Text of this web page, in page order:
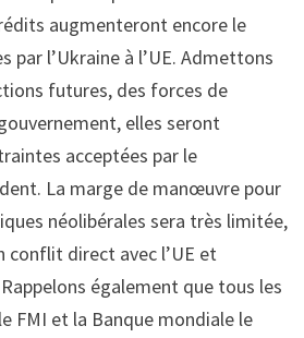
augmenteront encore le
par l’Ukraine à l’UE. Admettons
futures, des forces de
elles seront
acceptées par le
La marge de manœuvre pour
néolibérales sera très limitée,
conflit direct avec l’UE et
également que tous les
FMI et la Banque mondiale le